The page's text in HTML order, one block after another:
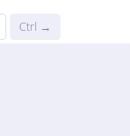
Ctrl →